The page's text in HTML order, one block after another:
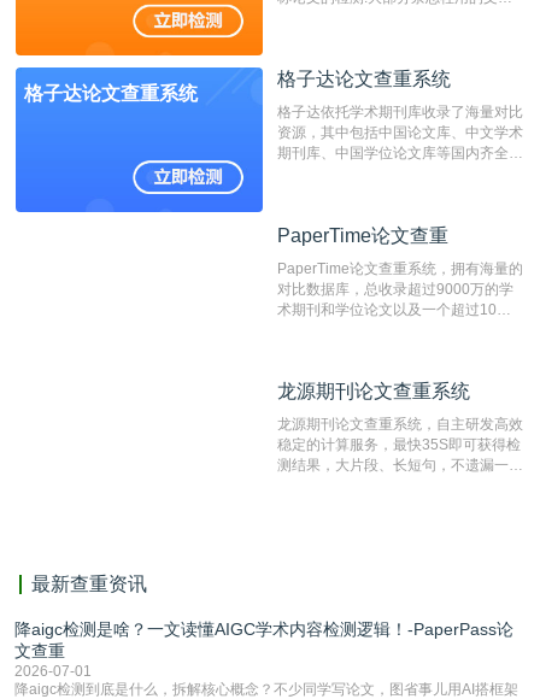
编辑部检测来稿和已发表的文献,检测
测时注意填写第一作者,才能排除已发
表文献复制比。（限制字符数1万）
格子达论文查重系统
格子达论文查重系统
格子达依托学术期刊库收录了海量对比
资源，其中包括中国论文库、中文学术
期刊库、中国学位论文库等国内齐全的
系统，可检测中文、英文两种语言的论
PaperTime论文查重
PaperTime论文查重系统，拥有海量的
对比数据库，总收录超过9000万的学
术期刊和学位论文以及一个超过10亿
对，利用指纹索引快速而精准地在云检
有相似的片段，该项技术检测速度快、
准确率高，市场反映良好。
龙源期刊论文查重系统
龙源期刊论文查重系统，自主研发高效
稳定的计算服务，最快35S即可获得检
测结果，大片段、长短句，不遗漏一处
最新查重资讯
降aigc检测是啥？一文读懂AIGC学术内容检测逻辑！-PaperPass论
文查重
2026-07-01
降aigc检测到底是什么，拆解核心概念？不少同学写论文，图省事儿用AI搭框架